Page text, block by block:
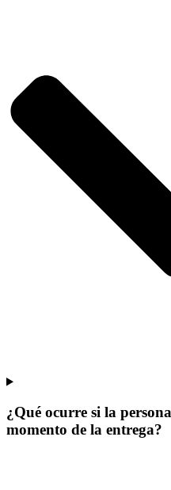
¿Qué ocurre si la
momento de la entrega?